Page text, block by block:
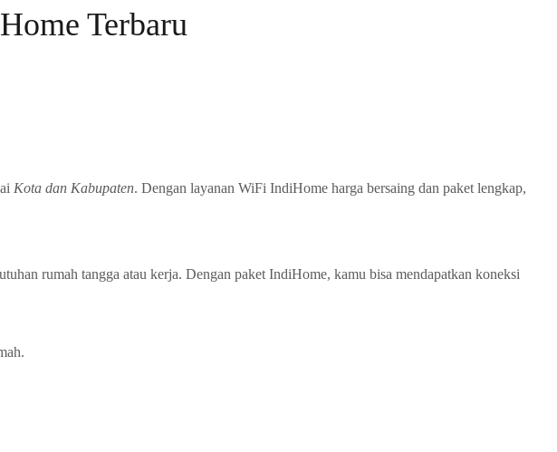
Terbaru
Kota dan Kabupaten. Dengan layanan WiFi IndiHome harga bersaing dan paket lengkap,
rumah tangga atau kerja. Dengan paket IndiHome, kamu bisa mendapatkan koneksi